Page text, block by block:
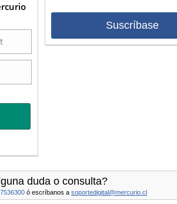
Suscríbase
duda o consulta?
ó escríbanos a soportedigital@mercurio.cl